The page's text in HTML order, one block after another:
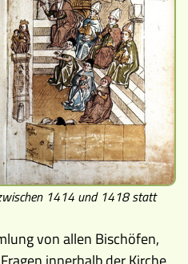
mit!
1414 und 1418 statt
von allen Bischöfen,